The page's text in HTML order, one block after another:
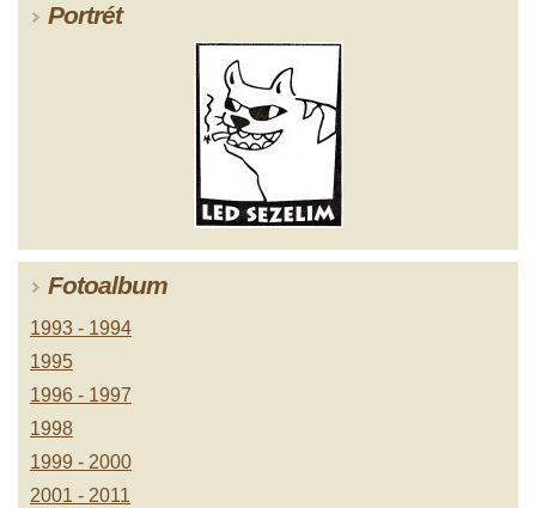
Portrét
Fotoalbum
1993 - 1994
1995
1996 - 1997
1998
1999 - 2000
2001 - 2011